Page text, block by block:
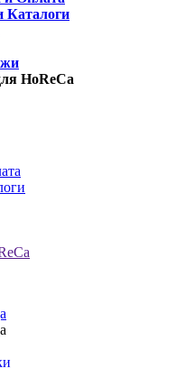
Каталоги
HoReCa